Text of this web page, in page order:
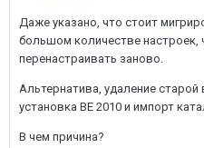
Даже указано, что стоит
большом количестве настроек,
перенастраивать заново.
Альтернатива, удаление старой
установка BE 2010 и импорт
В чем причина?